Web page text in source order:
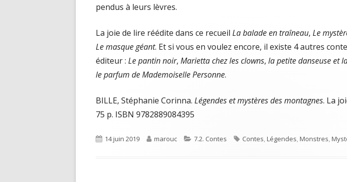
pendus à leurs lèvres.
La joie de lire réédite dans ce recueil La balade en traîneau, Le
Le masque géant. Et si vous en voulez encore, il existe 4 autres
éditeur : Le pantin noir, Marietta chez les clowns, la petite danseuse et
le parfum de Mademoiselle Personne.
BILLE, Stéphanie Corinna. Légendes et mystères des montagnes. La
75 p. ISBN 9782889084395
Published
14 juin 2019 Author
marouc Categories
7.2. Contes Tags
Contes,Légendes,Monstres,